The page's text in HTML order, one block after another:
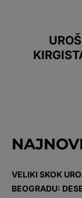
VELIKI SKOK
BEOGRADU: